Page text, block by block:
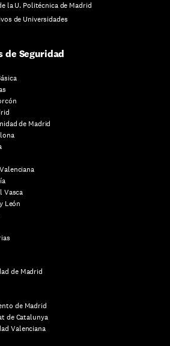
la U. Politécnica de Madrid
de Universidades
de Seguridad
de Madrid
Vasca
León
de Madrid
de Madrid
de Catalunya
Valenciana